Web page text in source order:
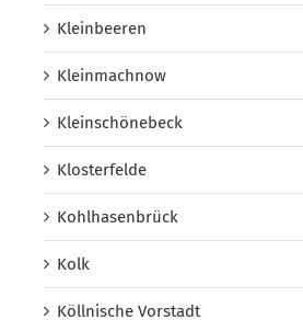
Kleinbeeren
Kleinmachnow
Kleinschönebeck
Klosterfelde
Kohlhasenbrück
Kolk
Köllnische Vorstadt